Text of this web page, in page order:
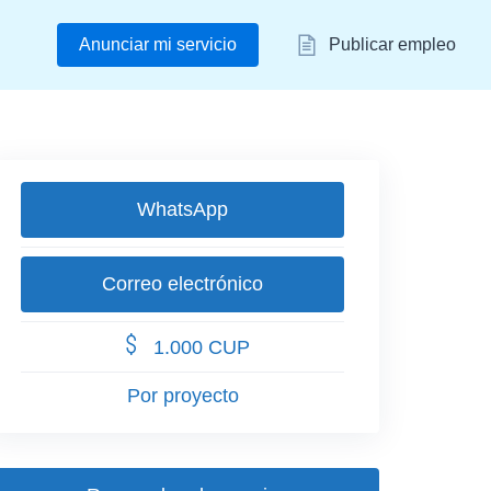
Anunciar mi servicio Publicar empleo
WhatsApp
Correo electrónico
1.000 CUP
Por proyecto